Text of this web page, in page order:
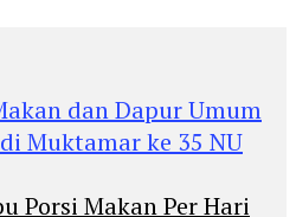
Porsi Makan Per Hari